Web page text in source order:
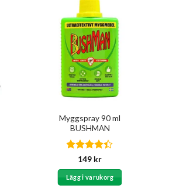
Myggspray 90 ml
BUSHMAN
Betygsatt
4.33av 5
149 kr
Lägg i varukorg